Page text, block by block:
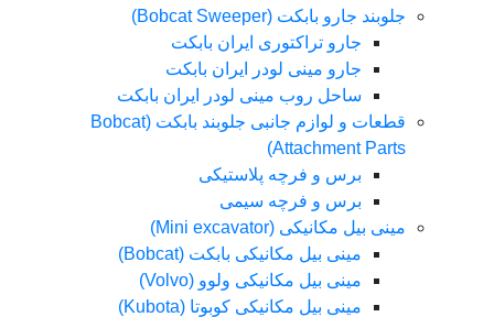
جلوبند جارو بابکت (Bobcat Sweeper)
جارو تراکتوری ایران بابکت
جارو مینی لودر ایران بابکت
ساحل روب مینی لودر ایران بابکت
قطعات و لوازم جانبی جلوبند بابکت (Bobcat
Attachment Parts)
برس و فرچه پلاستیکی
برس و فرچه سیمی
مینی بیل مکانیکی (Mini excavator)
مینی بیل مکانیکی بابکت (Bobcat)
مینی بیل مکانیکی ولوو (Volvo)
مینی بیل مکانیکی کوبوتا (Kubota)